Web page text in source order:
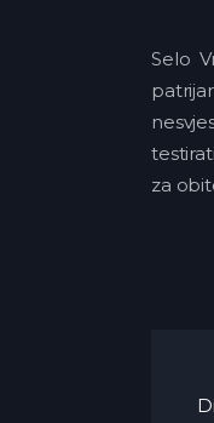
Selo
za